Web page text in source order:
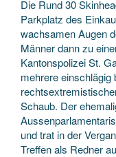
Die Rund 30
Parkplatz des
wachsamen Augen
Männer dannzu
Kantonspolizei St.
mehrere einschlägig
Schaub. Der
und trat in der
Treffen als Redner